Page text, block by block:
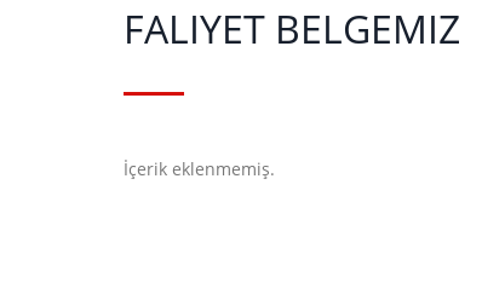
FALIYET BELGEMIZ
İçerik eklenmemiş.